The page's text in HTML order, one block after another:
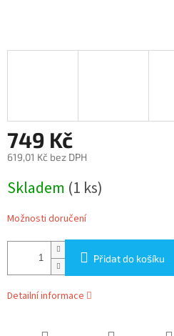
749 Kč
619,01 Kč bez DPH
cena:
Skladem (1 ks)
Možnosti doručení
Přidat do košíku
Detailní informace